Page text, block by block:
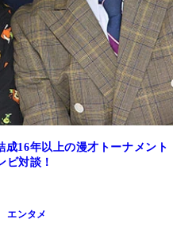
16年以上の漫才トーナメント
ビ対談！
エンタメ